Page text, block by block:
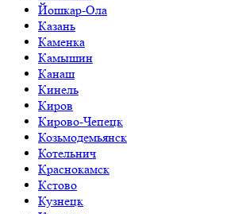
Йошкар-Ола
Казань
Каменка
Камышин
Канаш
Кинель
Киров
Кирово-Чепецк
Козьмодемьянск
Котельнич
Краснокамск
Кстово
Кузнецк